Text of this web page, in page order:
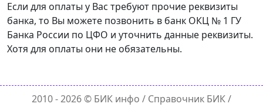
Если для оплаты у Вас требуют прочие реквизиты
банка, то Вы можете позвонить в банк ОКЦ № 1 ГУ
Банка России по ЦФО и уточнить данные реквизиты.
Хотя для оплаты они не обязательны.
2010 - 2026 © БИК инфо / Справочник БИК /